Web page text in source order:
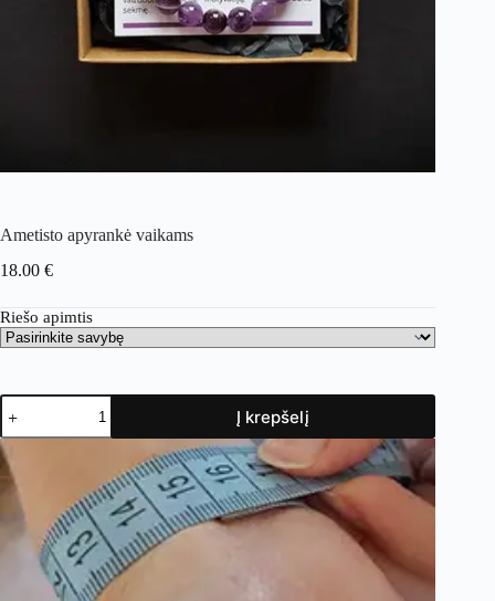
Ametisto apyrankė vaikams
18.00 €
Riešo apimtis
Į krepšelį